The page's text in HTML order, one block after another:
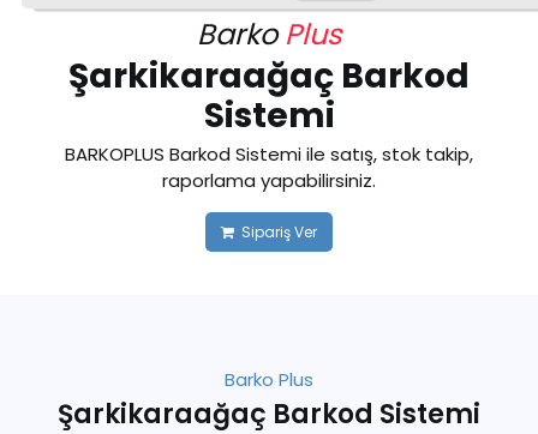
BarkoPlus
Şarkikaraağaç Barkod
Sistemi
BARKOPLUS Barkod Sistemi ile satış, stok takip,
raporlama yapabilirsiniz.
Sipariş Ver
Barko Plus
Şarkikaraağaç Barkod Sistemi